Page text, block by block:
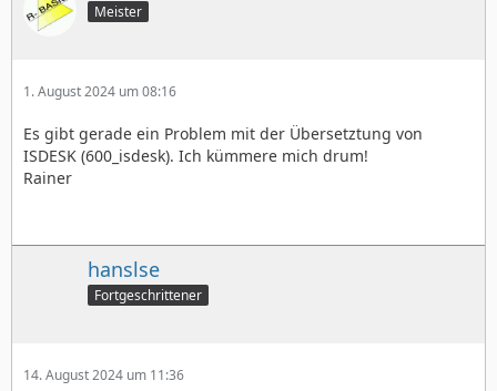
Meister
1. August 2024 um 08:16
Es gibt gerade ein Problem mit der Übersetztung von
ISDESK (600_isdesk). Ich kümmere mich drum!
Rainer
hanslse
Fortgeschrittener
14. August 2024 um 11:36